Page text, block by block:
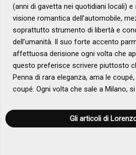
(anni di gavetta nei quotidiani locali)
visione romantica dell’automobile,
soprattutto strumento di libertà e
dell’umanità. Il suo forte accento
affettuosa derisione ogni volta che
questo preferisce scrivere piuttosto
Penna di rara eleganza, ama le coupé,
coupé. Ogni volta che sale a Milano, si
Gli articoli di